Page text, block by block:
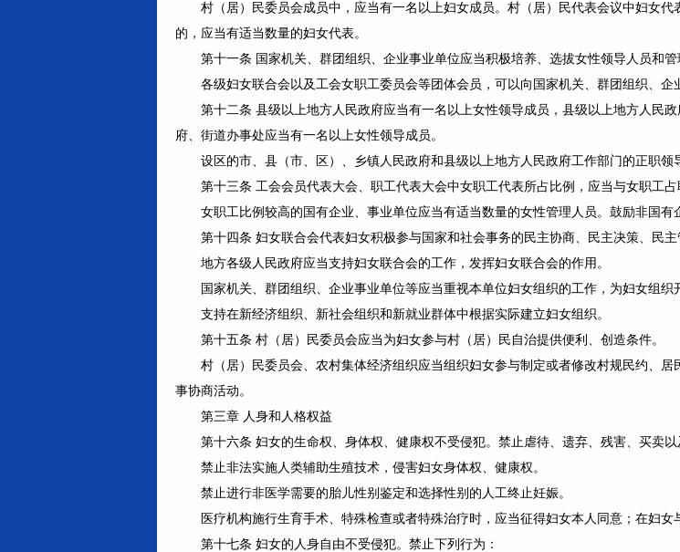
村（居）民委员会成员中，应当有一名以上妇女成员。村（居）民代表会议中妇女
的，应当有适当数量的妇女代表。
第十一条 国家机关、群团组织、企业事业单位应当积极培养、选拔女性领导人员和管
各级妇女联合会以及工会女职工委员会等团体会员，可以向国家机关、群团组织、企
第十二条 县级以上地方人民政府应当有一名以上女性领导成员，县级以上地方人民
府、街道办事处应当有一名以上女性领导成员。
设区的市、县（市、区）、乡镇人民政府和县级以上地方人民政府工作部门的正职领
第十三条 工会会员代表大会、职工代表大会中女职工代表所占比例，应当与女职工占
女职工比例较高的国有企业、事业单位应当有适当数量的女性管理人员。鼓励非国有
第十四条 妇女联合会代表妇女积极参与国家和社会事务的民主协商、民主决策、民主
地方各级人民政府应当支持妇女联合会的工作，发挥妇女联合会的作用。
国家机关、群团组织、企业事业单位等应当重视本单位妇女组织的工作，为妇女组织
支持在新经济组织、新社会组织和新就业群体中根据实际建立妇女组织。
第十五条 村（居）民委员会应当为妇女参与村（居）民自治提供便利、创造条件。
村（居）民委员会、农村集体经济组织应当组织妇女参与制定或者修改村规民约、
事协商活动。
第三章 人身和人格权益
第十六条 妇女的生命权、身体权、健康权不受侵犯。禁止虐待、遗弃、残害、买卖以
禁止非法实施人类辅助生殖技术，侵害妇女身体权、健康权。
禁止进行非医学需要的胎儿性别鉴定和选择性别的人工终止妊娠。
医疗机构施行生育手术、特殊检查或者特殊治疗时，应当征得妇女本人同意；在妇
第十七条 妇女的人身自由不受侵犯。禁止下列行为：